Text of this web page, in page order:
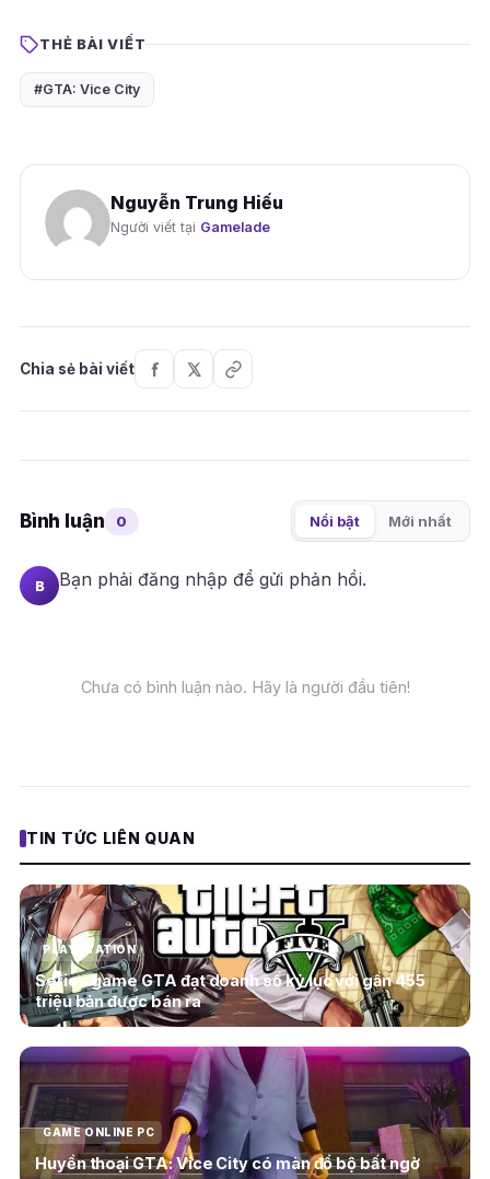
THẺ BÀI VIẾT
#GTA: Vice City
Nguyễn Trung Hiếu
Người viết tại Gamelade
Chia sẻ bài viết
Bình luận 0 Nổi bật Mới nhất
B Bạn phải đăng nhập để gửi phản hồi.
Chưa có bình luận nào. Hãy là người đầu tiên!
TIN TỨC LIÊN QUAN
PLAYSTATION
Series game GTA đạt doanh số kỷ lục với gần 455
triệu bản được bán ra
GAME ONLINE PC
Huyền thoại GTA: Vice City có màn đổ bộ bất ngờ